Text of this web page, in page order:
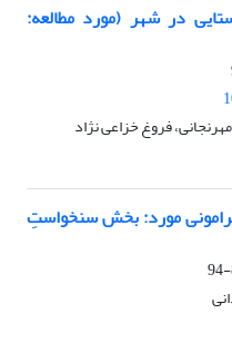
در شهر (مورد مطالعه:
فروغ خزاعی نژاد
مورد: بخش سنخواستِ